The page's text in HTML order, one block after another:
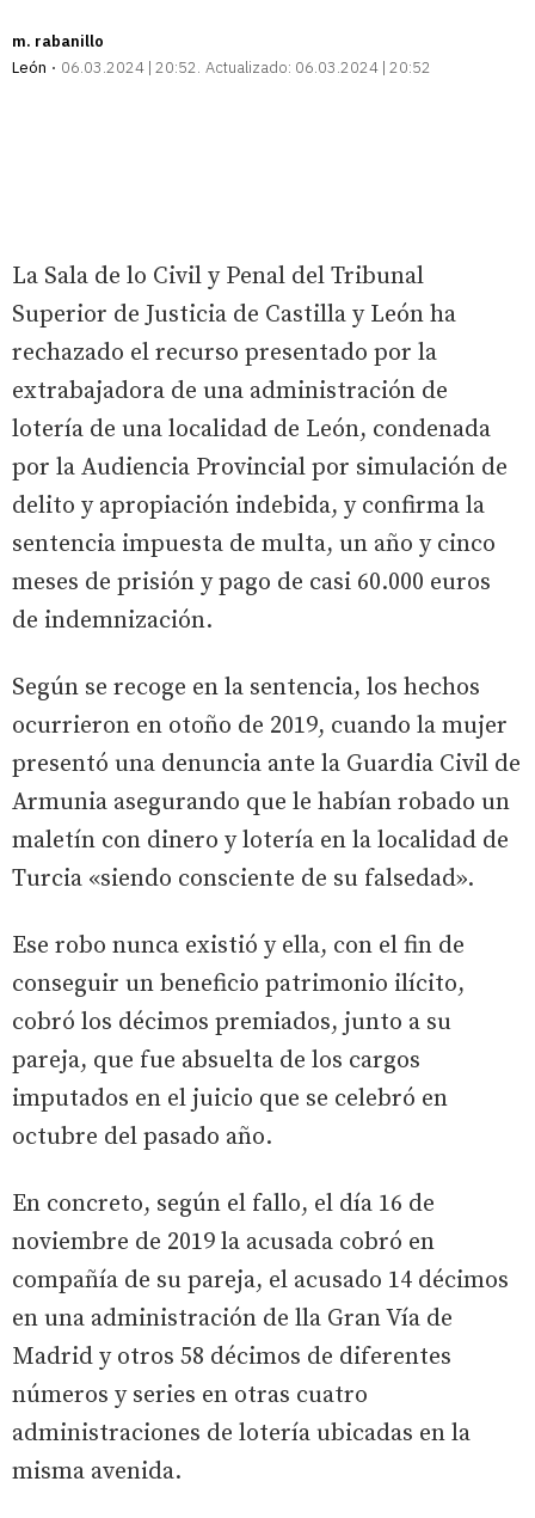
m. rabanillo
León
06.03.2024 | 20:52 Actualizado: 06.03.2024 | 20:52
La Sala de lo Civil y Penal del Tribunal
Superior de Justicia de Castilla y León ha
rechazado el recurso presentado por la
extrabajadora de una administración de
lotería de una localidad de León, condenada
por la Audiencia Provincial por simulación de
delito y apropiación indebida, y confirma la
sentencia impuesta de multa, un año y cinco
meses de prisión y pago de casi 60.000 euros
de indemnización.
Según se recoge en la sentencia, los hechos
ocurrieron en otoño de 2019, cuando la mujer
presentó una denuncia ante la Guardia Civil de
Armunia asegurando que le habían robado un
maletín con dinero y lotería en la localidad de
Turcia «siendo consciente de su falsedad».
Ese robo nunca existió y ella, con el fin de
conseguir un beneficio patrimonio ilícito,
cobró los décimos premiados, junto a su
pareja, que fue absuelta de los cargos
imputados en el juicio que se celebró en
octubre del pasado año.
En concreto, según el fallo, el día 16 de
noviembre de 2019 la acusada cobró en
compañía de su pareja, el acusado 14 décimos
en una administración de lla Gran Vía de
Madrid y otros 58 décimos de diferentes
números y series en otras cuatro
administraciones de lotería ubicadas en la
misma avenida.